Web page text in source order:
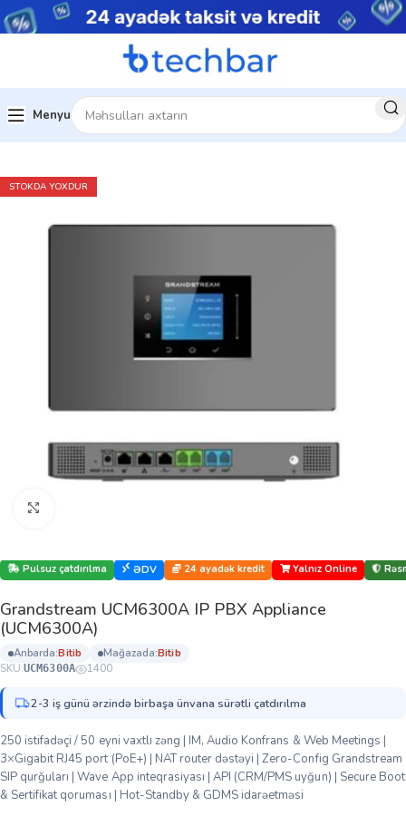
Menyu
Ev Şəbəkə avadanlıqları
STOKDA YOXDUR
Pulsuz çatdırılma ƏDV 24 ayadək kredit Yalnız Online
Grandstream UCM6300A IP PBX Appliance
(UCM6300A)
anbarda: bi̇ti̇b mağazada: bi̇ti̇b
SKU:UCM6300A 1400
2-3 iş günü ərzində birbaşa ünvana sürətli çatdırılma
250 istifadəçi / 50 eyni vaxtlı zəng | IM, Audio Konfrans & Web Meetings |
3×Gigabit RJ45 port (PoE+) | NAT router dəstəyi | Zero-Config Grandstream
SIP qurğuları | Wave App inteqrasiyası | API (CRM/PMS uyğun) | Secure Boot
& Sertifikat qoruması | Hot-Standby & GDMS idarəetməsi